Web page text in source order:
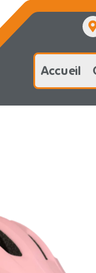
Accueil
Qui